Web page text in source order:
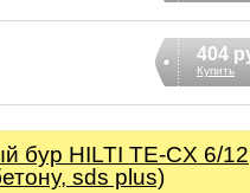
404
Купить
бур HILTI TE-CX 6/12
sds plus)